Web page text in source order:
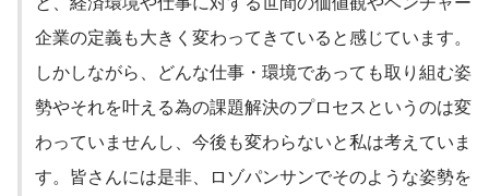
企業の定義も大きく変わってきていると感じています。
しかしながら、どんな仕事・環境であっても取り組む姿
勢やそれを叶える為の課題解決のプロセスというのは変
わっていませんし、今後も変わらないと私は考えていま
す。皆さんには是非、ロゾパンサンでそのような姿勢を